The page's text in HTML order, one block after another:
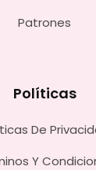
Patrones
Políticas
De
Y